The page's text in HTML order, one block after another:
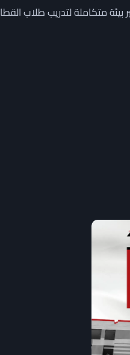
لتوفير بيئة متكاملة لتدريب